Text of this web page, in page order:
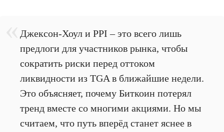
Джексон-Хоул и PPI – это всего лишь
предлоги для участников рынка, чтобы
сократить риски перед оттоком
ликвидности из TGA в ближайшие недели.
Это объясняет, почему Биткоин потерял
тренд вместе со многими акциями. Но мы
считаем, что путь вперёд станет яснее в